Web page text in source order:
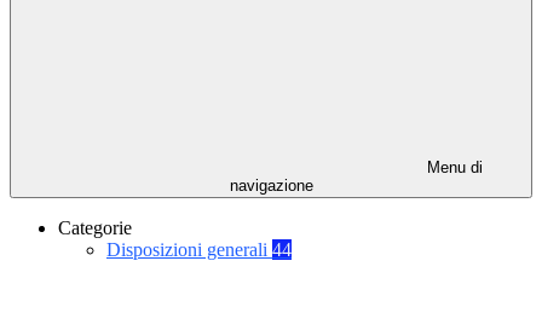
Menu di
navigazione
Categorie
Disposizioni generali 44